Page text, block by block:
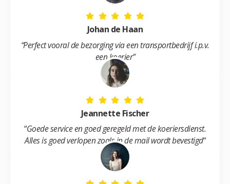
Johan de Haan
“Perfect vooral de bezorging via een transportbedrijf i.p.v.
een koerier”
Jeannette Fischer
“Goede service en goed geregeld met de koeriersdienst.
Alles is goed verlopen zoals in de mail wordt bevestigd“